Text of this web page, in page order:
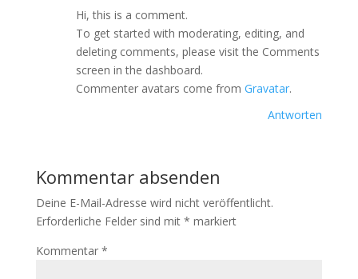
Hi, this is a comment.
To get started with moderating, editing, and
deleting comments, please visit the Comments
screen in the dashboard.
Commenter avatars come from Gravatar.
Antworten
Kommentar absenden
Deine E-Mail-Adresse wird nicht veröffentlicht.
Erforderliche Felder sind mit * markiert
Kommentar *